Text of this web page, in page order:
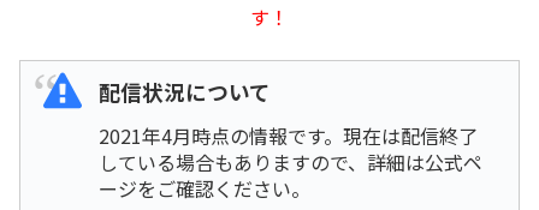
す！
配信状況について
2021年4月時点の情報です。現在は配信終了
している場合もありますので、詳細は公式ペ
ージをご確認ください。